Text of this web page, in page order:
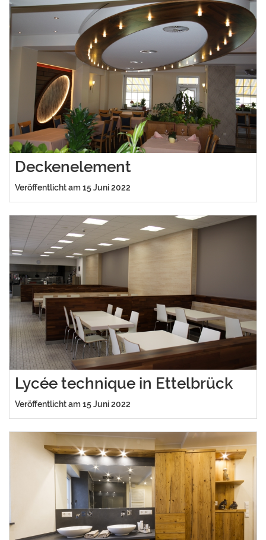
Deckenelement
Veröffentlicht am 15 Juni 2022
Lycée technique in Ettelbrück
Veröffentlicht am 15 Juni 2022